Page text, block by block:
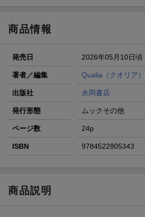
商品情報
発売日 2026年05月10日頃
著者／編集 Qualia（クオリア）
出版社 永岡書店
発行形態 ムックその他
ページ数 24p
ISBN 9784522805343
商品説明